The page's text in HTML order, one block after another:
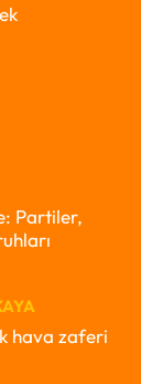
Partiler,
hava zaferi